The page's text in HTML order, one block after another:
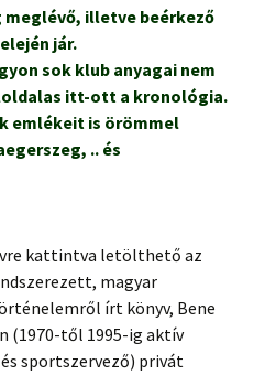
meglévő, illetve beérkező
jár.
sok klub anyagai nem
itt-ott a kronológia.
emlékeit is örömmel
.. és
kattintva letölthető az
magyar
írt könyv, Bene
(1970-től 1995-ig aktív
sportszervező) privát